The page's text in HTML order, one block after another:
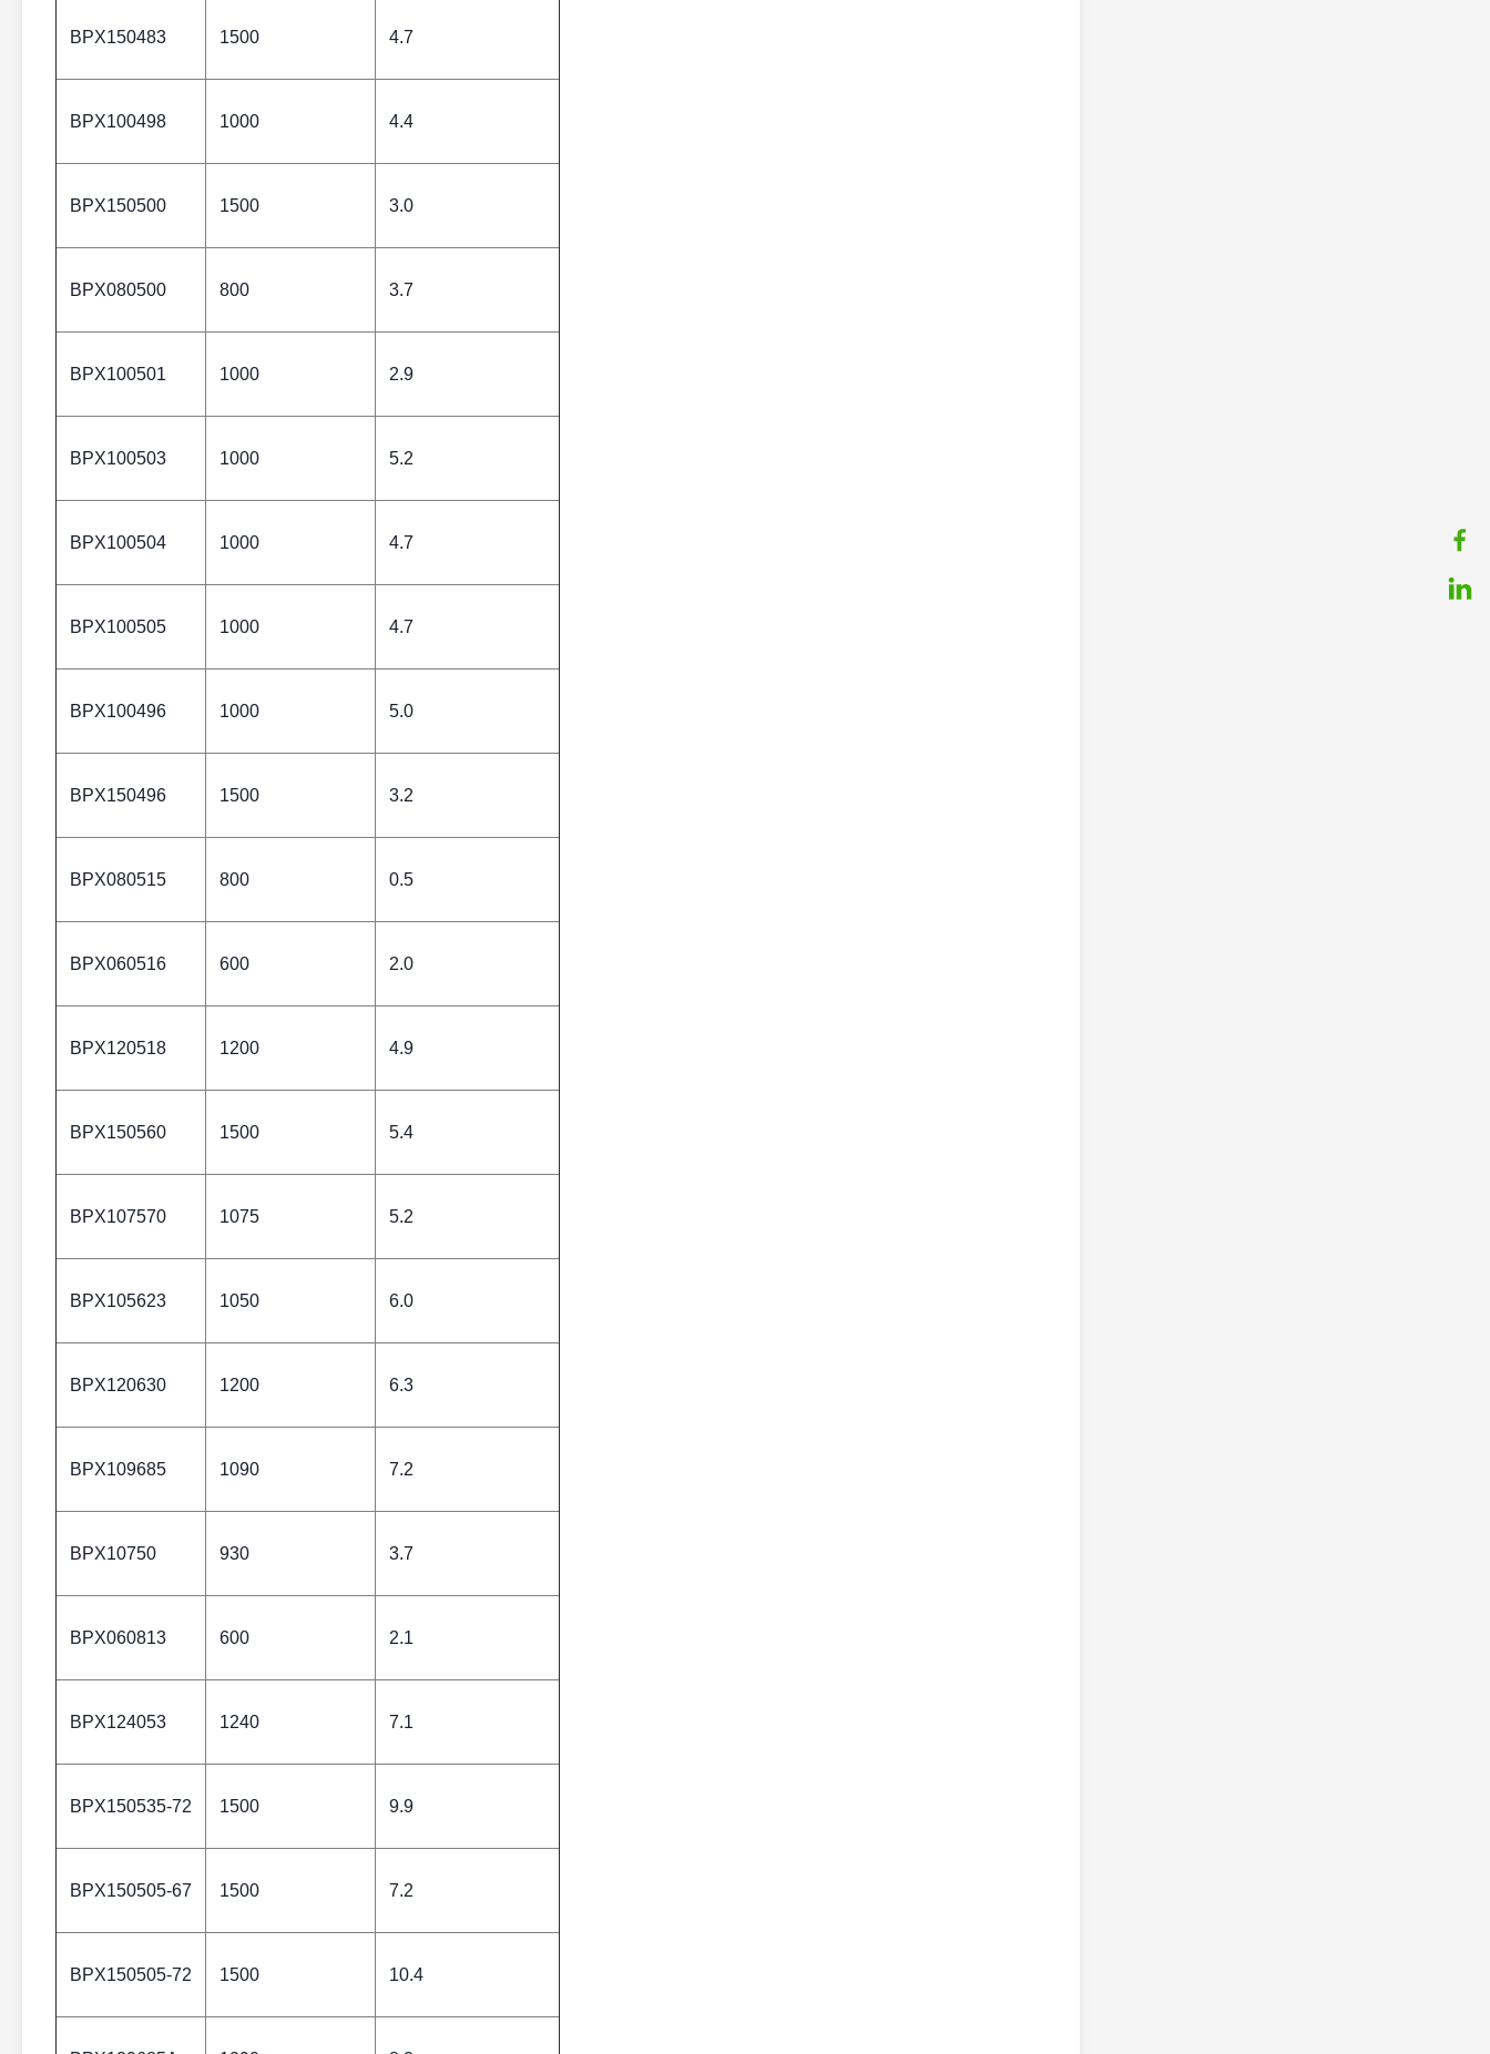
BPX150483 1500 4.7
BPX100498 1000 4.4
BPX150500 1500 3.0
BPX080500 800 3.7
BPX100501 1000 2.9
BPX100503 1000 5.2
BPX100504 1000 4.7
BPX100505 1000 4.7
BPX100496 1000 5.0
BPX150496 1500 3.2
BPX080515 800 0.5
BPX060516 600 2.0
BPX120518 1200 4.9
BPX150560 1500 5.4
BPX107570 1075 5.2
BPX105623 1050 6.0
BPX120630 1200 6.3
BPX109685 1090 7.2
BPX10750 930 3.7
BPX060813 600 2.1
BPX124053 1240 7.1
BPX150535-72 1500 9.9
BPX150505-67 1500 7.2
BPX150505-72 1500 10.4